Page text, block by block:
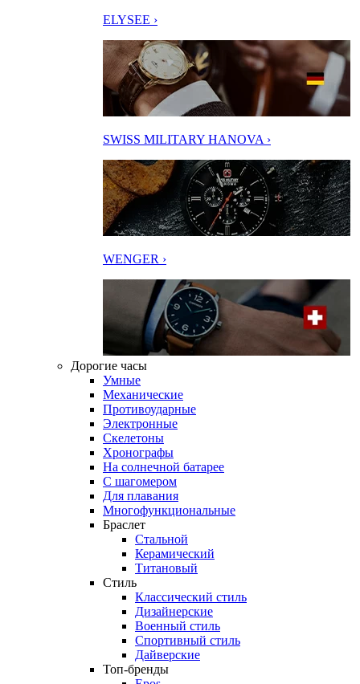
ELYSEE ›
SWISS MILITARY HANOVA ›
WENGER ›
Дорогие часы
Умные
Механические
Противоударные
Электронные
Скелетоны
Хронографы
На солнечной батарее
С шагомером
Для плавания
Многофункциональные
Браслет
Стальной
Керамический
Титановый
Стиль
Классический стиль
Дизайнерские
Военный стиль
Спортивный стиль
Дайверские
Топ-бренды